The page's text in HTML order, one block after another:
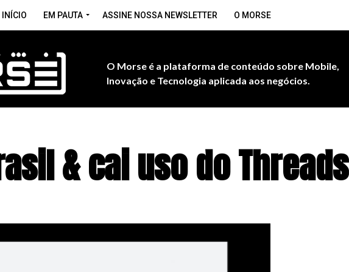
INÍCIO EM PAUTA ASSINE NOSSA NEWSLETTER O MORSE
O Morse é a plataforma de conteúdo sobre Mobile,
Inovação e Tecnologia aplicada aos negócios.
& cai uso do Threads